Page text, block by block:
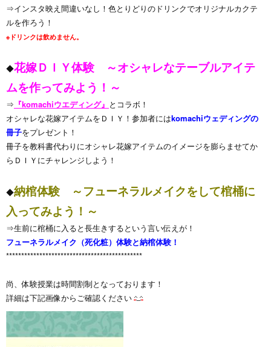
⇒インスタ映え間違いなし！色とりどりのドリンクでオリジナルカクテ
ルを作ろう！
※ドリンクは飲めません。
◆花嫁ＤＩＹ体験 ～オシャレなテーブルアイテ
ムを作ってみよう！～
⇒ 『komachiウエディング』 とコラボ！
オシャレな花嫁アイテムをＤＩＹ！参加者にはkomachiウェディングの
冊子をプレゼント！
冊子を教科書代わりにオシャレ花嫁アイテムのイメージを膨らませてか
らＤＩＹにチャレンジしよう！
◆納棺体験 ～フューネラルメイクをして棺桶に
入ってみよう！～
⇒生前に棺桶に入ると長生きするという言い伝えが！
フューネラルメイク（死化粧）体験と納棺体験！
*********************************************
尚、体験授業は時間割制となっております！
詳細は下記画像からご確認ください